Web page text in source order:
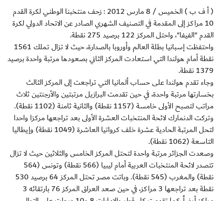
( أ ف ب ) الخميس / 8 مارس 2012 : زحف منتخبنا الوطني لكرة القدم
10 مراكز إلى المقدمة في التصنيف الشهري الصادر عن الاتحاد الدولي لكرة
القدم "الفيفا"، واحتل المركز 122 برصيد 275 نقطة.
واحتفظت إسبانيا بطلة العالم وأوروبا بالصدارة، حيث لا تزال تملك 1561
نقطة أمام هولندا التي استعادت المركز الثاني بصعودها مرتبة واحدة برصيد
1379 نقطة.
وجاء تقدم هولندا على حساب ألمانيا التي تراجعت إلى المركز الثالث
بخسارتها مرتبة واحدة، في حين تقدمت البرازيل مرتبتين والأرجنتين ثلاث
مراتب لتصبح الأولى خامسة (1157 نقطة) والثانية ثامنة (1102 نقطة).
وتركت الدنمارك لائحة المنتخبات العشرة الأولى بعد تراجعها مركزا واحدا
لتحل المرتبة الحادية عشرة خلف كرواتيا العاشرة (1049 نقطة) وإيطاليا
التاسعة (1062 نقطة).
وصعدت الجزائر مرتبة واحدة لتحتل المركز الخامس والثلاثين حيث لا تزال
تتصدر لائحة المنتخبات العربية أمام ليبيا (566 نقطة) وتونس (564
نقطة) والمغرب (545 نقطة). وباتت مصر تحتل المركز 64 برصيد 530
نقطة بعد تراجعها 3 مراكز، في حين صعد العراق المركز 76 بارتقائه 3